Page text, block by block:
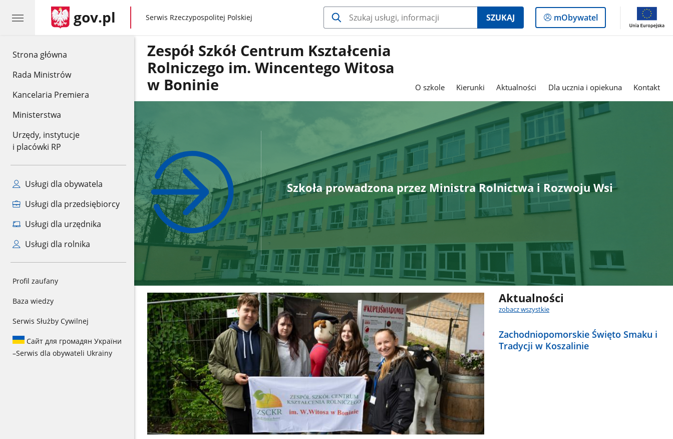
Strona główna
Rada Ministrów
Kancelaria Premiera
Ministerstwa
Urzędy, instytucje
i placówki RP
Usługi dla obywatela
Usługi dla przedsiębiorcy
Usługi dla urzędnika
Usługi dla rolnika
Profil zaufany
Baza wiedzy
Serwis Służby Cywilnej
Сайт для громадян України
–Serwis dla obywateli Ukrainy
gov.pl gov.pl
Serwis Rzeczypospolitej Polskiej SZUKAJ
Logowanie
do
mObywatel
Zespół Szkół Centrum Kształcenia
Rolniczego im. Wincentego Witosa
w Boninie
O szkole Kierunki Aktualności Dla ucznia i opiekuna Kontakt
Szkoła prowadzona przez Ministra Rolnictwa i Rozwoju Wsi
Aktualności
zobacz wszystkie
Zachodniopomorskie Święto Smaku i
Tradycji w Koszalinie